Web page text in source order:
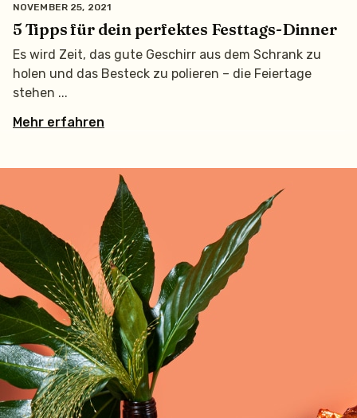
5 Tipps für dein perfektes Festtags-Dinner
NOVEMBER 25, 2021
Es wird Zeit, das gute Geschirr aus dem Schrank zu
holen und das Besteck zu polieren – die Feiertage
stehen
Mehr erfahren